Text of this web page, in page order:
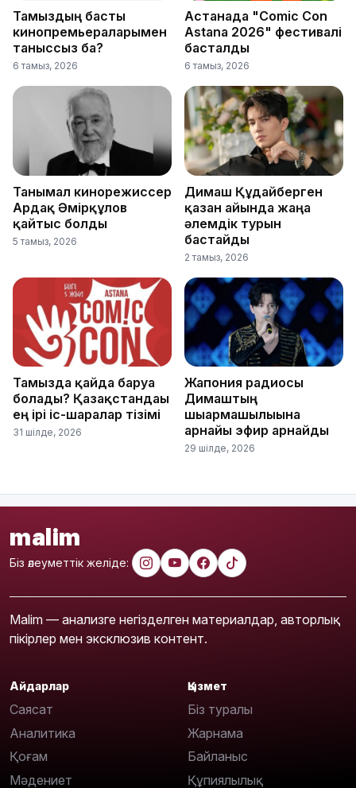
Тамыздың басты
кинопремьераларымен
таныссыз ба?
6 тамыз, 2026
Астанада "Comic Con
Astana 2026" фестивалі
басталды
6 тамыз, 2026
Танымал кинорежиссер
Ардақ Әмірқұлов
қайтыс болды
5 тамыз, 2026
Димаш Құдайберген
қазан айында жаңа
әлемдік турын
бастайды
2 тамыз, 2026
Тамызда қайда баруға
болады? Қазақстандағы
ең ірі іс-шаралар тізімі
31 шілде, 2026
Жапония радиосы
Димаштың
шығармашылығына
арнайы эфир арнайды
29 шілде, 2026
malim
Біз әлеуметтік желіде:
Malim — анализге негізделген материалдар, авторлық
пікірлер мен эксклюзив контент.
Айдарлар
Саясат
Аналитика
Қоғам
Мәдениет
Қызмет
Біз туралы
Жарнама
Байланыс
Құпиялылық